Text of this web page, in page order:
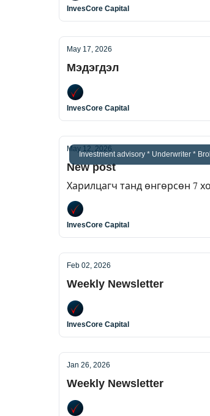
InvesCore Capital
May 17, 2026
Мэдэгдэл
InvesCore Capital
Investment advisory * Underwriter *
May 12, 2026
New post
Харилцагч танд өнгөрсөн 7
InvesCore Capital
Feb 02, 2026
Weekly Newsletter
InvesCore Capital
Jan 26, 2026
Weekly Newsletter